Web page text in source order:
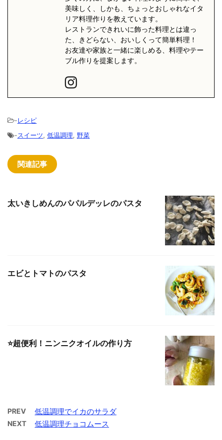
美味しく、しかも、ちょっとおしゃれなイタ
リア料理作りを教えています。
レストランできれいに飾った料理とは違っ
た、きどらない、おいしくって簡単料理！
お友達や家族と一緒に楽しめる、料理やテー
ブル作りを提案します。
-レシピ
-スイーツ, 低温調理, 野菜
関連記事
太いきしめんのパパルデッレのパスタ
エビとトマトのパスタ
⭐️超便利！ニンニクオイルの作り方
PREV 低温調理でイカのサラダ
NEXT 低温調理チョコムース